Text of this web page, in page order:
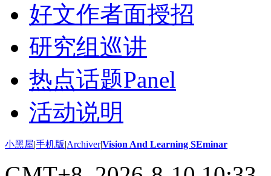
好文作者面授招
研究组巡讲
热点话题Panel
活动说明
小黑屋|手机版|Archiver|Vision And Learning SEminar